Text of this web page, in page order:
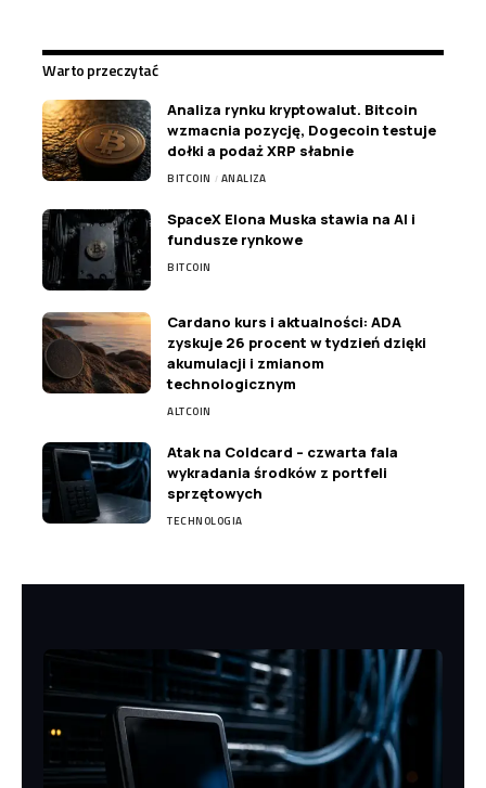
Warto przeczytać
Analiza rynku kryptowalut. Bitcoin
wzmacnia pozycję, Dogecoin testuje
dołki a podaż XRP słabnie
BITCOIN ANALIZA
SpaceX Elona Muska stawia na AI i
fundusze rynkowe
BITCOIN
Cardano kurs i aktualności: ADA
zyskuje 26 procent w tydzień dzięki
akumulacji i zmianom
technologicznym
ALTCOIN
Atak na Coldcard – czwarta fala
wykradania środków z portfeli
sprzętowych
TECHNOLOGIA